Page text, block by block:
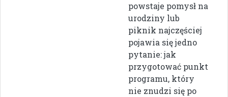
powstaje pomysł na
urodziny lub
piknik najczęściej
pojawia się jedno
pytanie: jak
przygotować punkt
programu, który
nie znudzi się po